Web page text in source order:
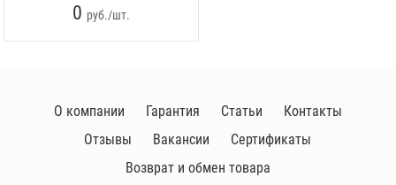
0 руб./шт.
О компании Гарантия Статьи
Контакты
Отзывы
Вакансии
Сертификаты
Возврат и обмен товара